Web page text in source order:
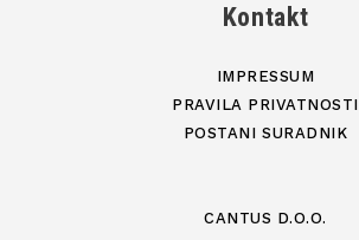
Kontakt
IMPRESSUM
PRAVILA PRIVATNOSTI
POSTANI SURADNIK
CANTUS D.O.O.